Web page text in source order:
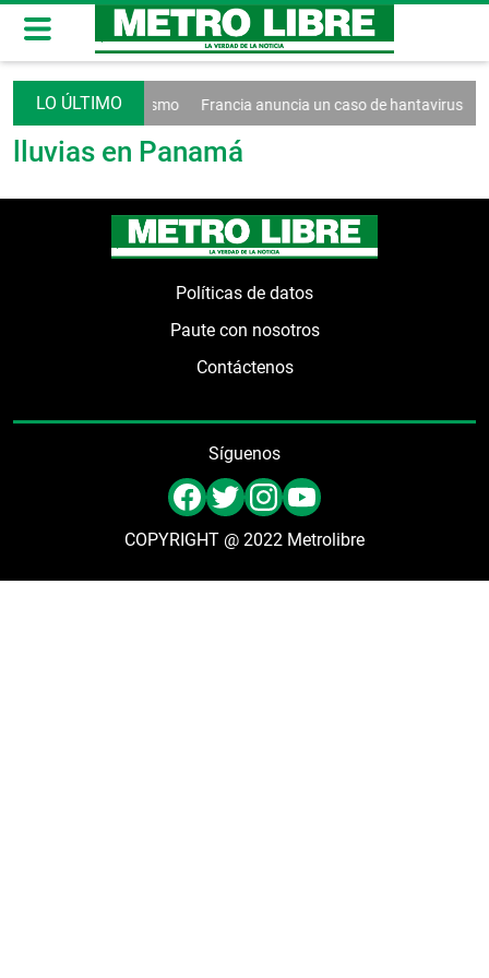
decreto contra el turismo Francia anuncia un caso de hantavirus
lluvias en Panamá
Políticas de datos
Paute con nosotros
Contáctenos
Síguenos
COPYRIGHT @ 2022 Metrolibre